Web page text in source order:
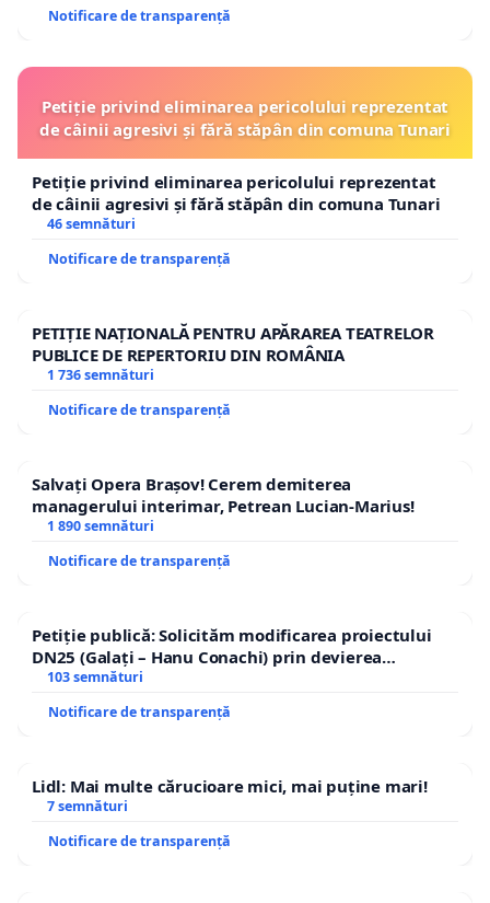
Notificare de transparență
Petiție privind eliminarea pericolului reprezentat
de câinii agresivi și fără stăpân din comuna Tunari
Petiție privind eliminarea pericolului reprezentat
de câinii agresivi și fără stăpân din comuna Tunari
46 semnături
Notificare de transparență
PETIȚIE NAȚIONALĂ PENTRU APĂRAREA TEATRELOR
PUBLICE DE REPERTORIU DIN ROMÂNIA
1 736 semnături
Notificare de transparență
Salvați Opera Brașov! Cerem demiterea
managerului interimar, Petrean Lucian-Marius!
1 890 semnături
Notificare de transparență
Petiție publică: Solicităm modificarea proiectului
DN25 (Galați – Hanu Conachi) prin devierea
traseului în afara localităților!
103 semnături
Notificare de transparență
Lidl: Mai multe cărucioare mici, mai puține mari!
7 semnături
Notificare de transparență